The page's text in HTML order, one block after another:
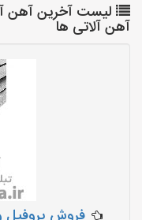
لیست آخرین آهن
آهن آلاتی ها